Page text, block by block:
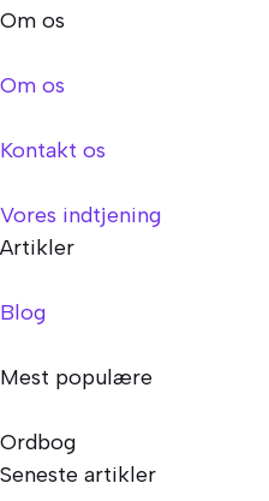
Om os
Om os
Kontakt os
Vores indtjening
Artikler
Blog
Mest populære
Ordbog
Seneste artikler